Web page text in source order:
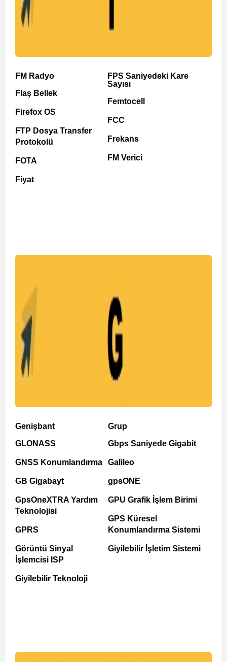
FM Radyo
Flaş Bellek
Firefox OS
FTP Dosya Transfer
Protokolü
FOTA
Fiyat
FPS Saniyedeki Kare
Sayısı
Femtocell
FCC
Frekans
FM Verici
Genişbant
GLONASS
GNSS Konumlandırma
GB Gigabayt
GpsOneXTRA Yardım
Teknolojisi
GPRS
Görüntü Sinyal
İşlemcisi ISP
Giyilebilir Teknoloji
Grup
Gbps Saniyede Gigabit
Galileo
gpsONE
GPU Grafik İşlem Birimi
GPS Küresel
Konumlandırma Sistemi
Giyilebilir İşletim Sistemi